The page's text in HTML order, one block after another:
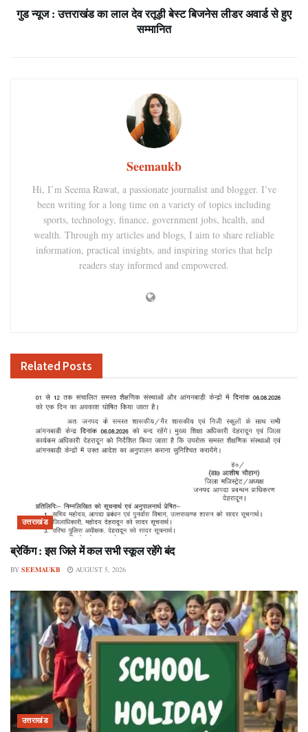
गुड न्यूज : उत्तराखंड का लाल देव रतूड़ी बेस्ट बिजनेस लीडर अवार्ड से हुए
सम्मानित
Seemaukb
Hi, I’m Seema Rawat, a passionate journalist and blogger. I’ve
been writing for a long time on a variety of topics including
sports, technology, finance, government jobs, health, and
wealth. Through my articles and blogs, I aim to share reliable
information, practical insights, and inspiring stories that help
readers stay informed and empowered.
Related Posts
उत्तराखंड
ब्रेकिंग : इस जिले में कल सभी स्कूल रहेंगे बंद
BY SEEMAUKB AUGUST 5, 2026
उत्तराखंड